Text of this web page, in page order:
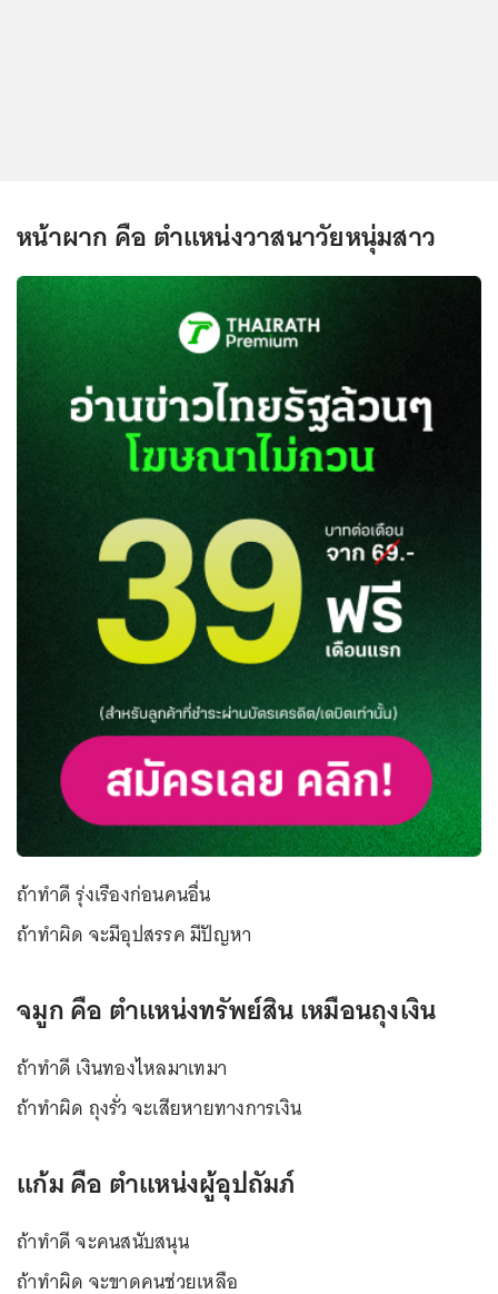
หน้าผาก คือ ตำแหน่งวาสนาวัยหนุ่มสาว
ถ้าทำดี รุ่งเรืองก่อนคนอื่น
ถ้าทำผิด จะมีอุปสรรค มีปัญหา
จมูก คือ ตำแหน่งทรัพย์สิน เหมือนถุงเงิน
ถ้าทำดี เงินทองไหลมาเทมา
ถ้าทำผิด ถุงรั่ว จะเสียหายทางการเงิน
แก้ม คือ ตำแหน่งผู้อุปถัมภ์
ถ้าทำดี จะคนสนับสนุน
ถ้าทำผิด จะขาดคนช่วยเหลือ